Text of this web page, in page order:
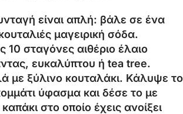
είναι απλή: βάλε σε ένα
μαγειρική σόδα.
σταγόνες αιθέριο έλαιο
ευκαλύπτου ή tea tree.
με ξύλινο κουταλάκι. Κάλυψε το
ύφασμα και δέσε το με
στο οποίο έχεις ανοίξει